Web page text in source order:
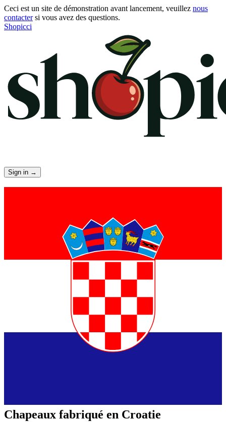
Ceci est un site de démonstration avant lancement, veuillez nous
contactersi vous avez des questions.
Shopicci
Sign in →
Chapeaux fabriqué en Croatie